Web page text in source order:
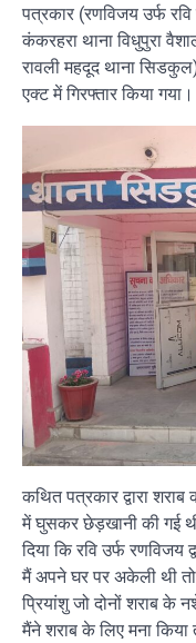
पत्रकार (रणविजय उर्फ
कंकरहरा थाना विधुपुरा
रावली महदूद थाना
एक्ट में गिरफ्तार किया गया।
कथित पत्रकार द्वारा
में घुसकर छेड़खानी की गई थी,
दिया कि रवि उर्फ
मैं अपने घर पर अकेली थी
प्रियांशु जो दोनों शराब
मैंने शराब के लिए मना